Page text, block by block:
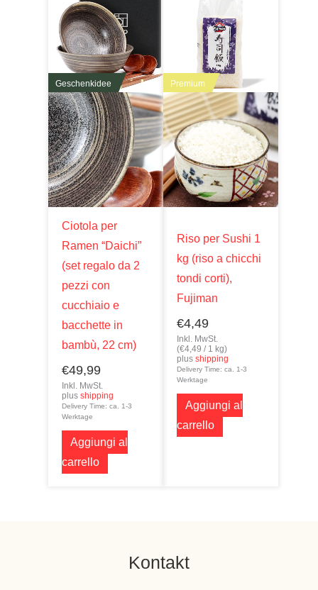
Geschenkidee
Ciotola per
Ramen “Daichi”
(set regalo da 2
pezzi con
cucchiaio e
bacchette in
bambù, 22 cm)
€49,99
Inkl. MwSt.
plusshipping
Delivery Time: ca. 1-3
Werktage
Aggiungi al
carrello
Premium
Riso per Sushi 1
kg (riso a chicchi
tondi corti),
Fujiman
€4,49
Inkl. MwSt.
(€4,49 / 1 kg)
plusshipping
Delivery Time: ca. 1-3
Werktage
Aggiungi al
carrello
Kontakt